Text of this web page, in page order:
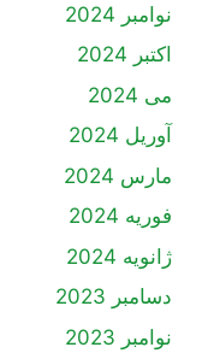
نوامبر 2024
اکتبر 2024
می 2024
آوریل 2024
مارس 2024
فوریه 2024
ژانویه 2024
دسامبر 2023
نوامبر 2023